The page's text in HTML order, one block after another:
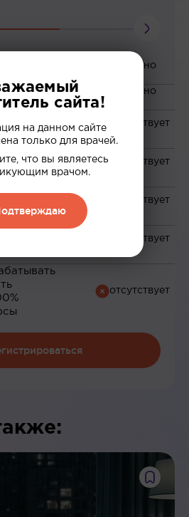
на
в
по
сайта!
на данном сайте
только для врачей.
что вы являетесь
врачом.